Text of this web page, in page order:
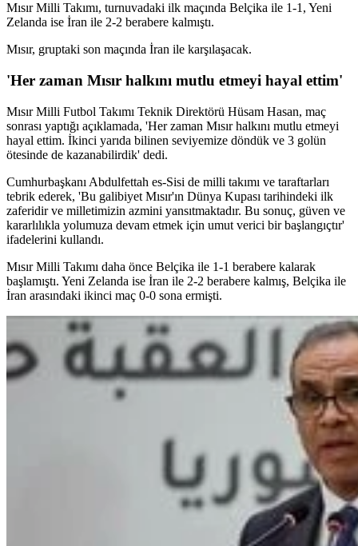
Mısır Milli Takımı, turnuvadaki ilk maçında Belçika ile 1-1, Yeni
Zelanda ise İran ile 2-2 berabere kalmıştı.
Mısır, gruptaki son maçında İran ile karşılaşacak.
'Her zaman Mısır halkını mutlu etmeyi hayal ettim'
Mısır Milli Futbol Takımı Teknik Direktörü Hüsam Hasan, maç
sonrası yaptığı açıklamada, 'Her zaman Mısır halkını mutlu etmeyi
hayal ettim. İkinci yarıda bilinen seviyemize döndük ve 3 golün
ötesinde de kazanabilirdik' dedi.
Cumhurbaşkanı Abdulfettah es-Sisi de milli takımı ve taraftarları
tebrik ederek, 'Bu galibiyet Mısır'ın Dünya Kupası tarihindeki ilk
zaferidir ve milletimizin azmini yansıtmaktadır. Bu sonuç, güven ve
kararlılıkla yolumuza devam etmek için umut verici bir başlangıçtır'
ifadelerini kullandı.
Mısır Milli Takımı daha önce Belçika ile 1-1 berabere kalarak
başlamıştı. Yeni Zelanda ise İran ile 2-2 berabere kalmış, Belçika ile
İran arasındaki ikinci maç 0-0 sona ermişti.